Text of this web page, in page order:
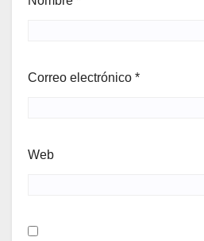
Correo electrónico *
Web